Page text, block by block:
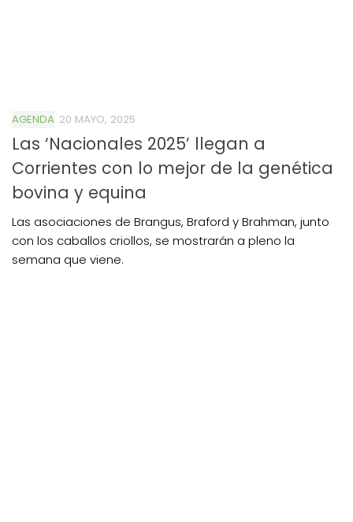
AGENDA 20 MAYO, 2025
Las ‘Nacionales 2025’ llegan a
Corrientes con lo mejor de la genética
bovina y equina
Las asociaciones de Brangus, Braford y Brahman, junto
con los caballos criollos, se mostrarán a pleno la
semana que viene.